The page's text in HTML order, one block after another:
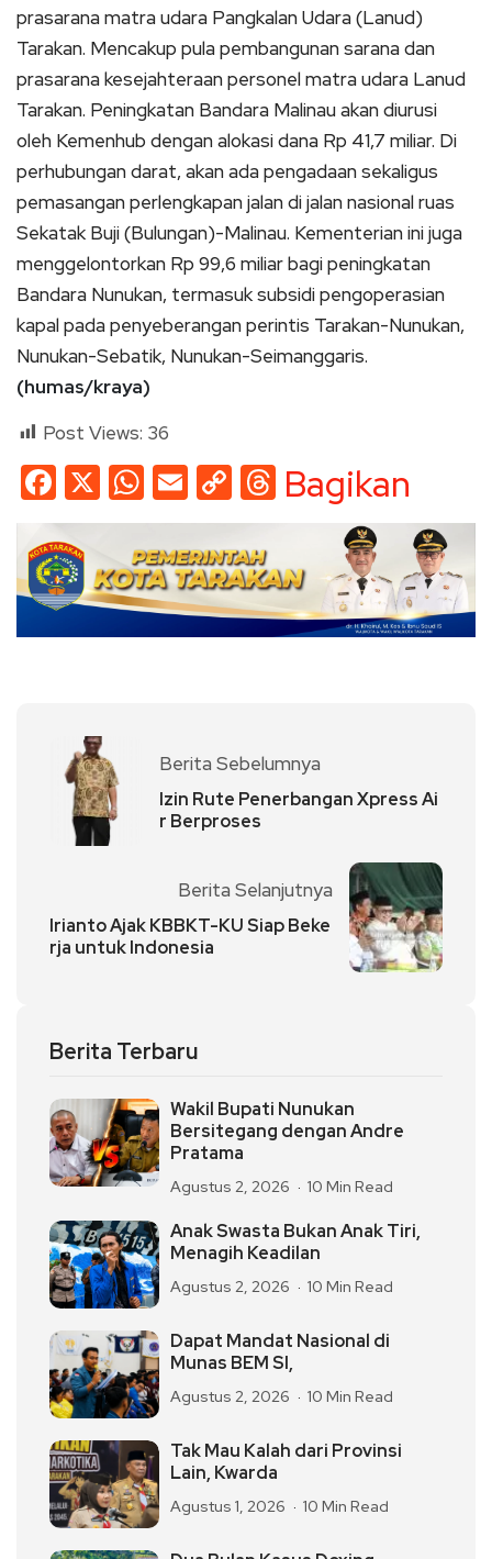
prasarana matra udara Pangkalan Udara (Lanud)
Tarakan. Mencakup pula pembangunan sarana dan
prasarana kesejahteraan personel matra udara Lanud
Tarakan. Peningkatan Bandara Malinau akan diurusi
oleh Kemenhub dengan alokasi dana Rp 41,7 miliar. Di
perhubungan darat, akan ada pengadaan sekaligus
pemasangan perlengkapan jalan di jalan nasional ruas
Sekatak Buji (Bulungan)-Malinau. Kementerian ini juga
menggelontorkan Rp 99,6 miliar bagi peningkatan
Bandara Nunukan, termasuk subsidi pengoperasian
kapal pada penyeberangan perintis Tarakan-Nunukan,
Nunukan-Sebatik, Nunukan-Seimanggaris.
(humas/kraya)
Post Views: 36
Facebook
X WhatsApp
EmailCopy
Link
Threads
Bagikan
Berita Sebelumnya
Izin Rute Penerbangan Xpress Ai
r Berproses
Berita Selanjutnya
Irianto Ajak KBBKT-KU Siap Beke
rja untuk Indonesia
Berita Terbaru
Wakil Bupati Nunukan
Bersitegang dengan Andre
Pratama
Agustus 2, 2026 10 Min Read
Anak Swasta Bukan Anak Tiri,
Menagih Keadilan
Agustus 2, 2026 10 Min Read
Dapat Mandat Nasional di
Munas BEM SI,
Agustus 2, 2026 10 Min Read
Tak Mau Kalah dari Provinsi
Lain, Kwarda
Agustus 1, 2026 10 Min Read